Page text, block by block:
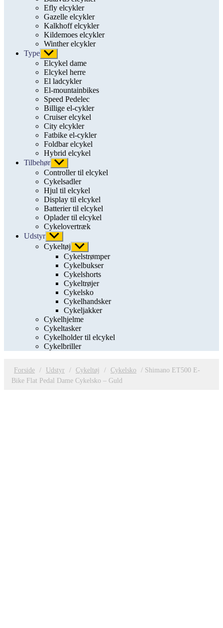
Efly elcykler
Gazelle elcykler
Kalkhoff elcykler
Kildemoes elcykler
Winther elcykler
Type Vis
undermenu
Elcykel dame
Elcykel herre
El ladcykler
El-mountainbikes
Speed Pedelec
Billige el-cykler
Cruiser elcykel
City elcykler
Fatbike el-cykler
Foldbar elcykel
Hybrid elcykel
Tilbehør Vis
undermenu
Controller til elcykel
Cykelsadler
Hjul til elcykel
Display til elcykel
Batterier til elcykel
Oplader til elcykel
Cykelovertræk
Udstyr Vis
undermenu
Cykeltøj Vis
undermenu
Cykelstrømper
Cykelbukser
Cykelshorts
Cykeltrøjer
Cykelsko
Cykelhandsker
Cykeljakker
Cykelhjelme
Cykeltasker
Cykelholder til elcykel
Cykelbriller
Forside / Udstyr / Cykeltøj / Cykelsko / Shimano ET500 E-
Bike Flat Pedal Dame Cykelsko – Guld